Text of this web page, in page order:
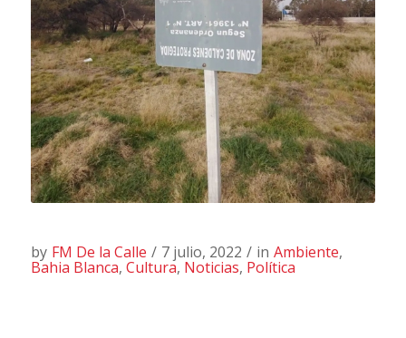
by FM De la Calle / 7 julio, 2022 / in Ambiente,
Bahia Blanca, Cultura, Noticias, Política